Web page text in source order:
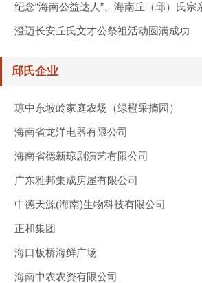
澄迈长安丘氏文才公祭祖活动圆满成功
邱氏企业
琼中东坡岭家庭农场（绿橙采摘园）
海南省龙洋电器有限公司
海南省德新琼剧演艺有限公司
广东雅邦集成房屋有限公司
中德天源(海南)生物科技有限公司
正和集团
海口板桥海鲜广场
海南中农农资有限公司